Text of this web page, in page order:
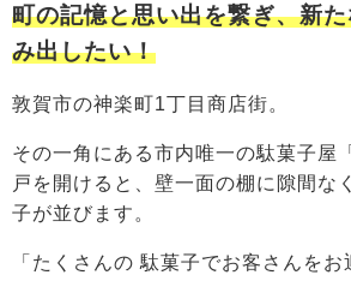
町の記憶と思い出を繋ぎ、新
み出したい！
敦賀市の神楽町1丁目商店街。
その一角にある市内唯一の駄菓子屋
戸を開けると、壁一面の棚に隙間な
子が並びます。
「たくさんの 駄菓子でお客さんを